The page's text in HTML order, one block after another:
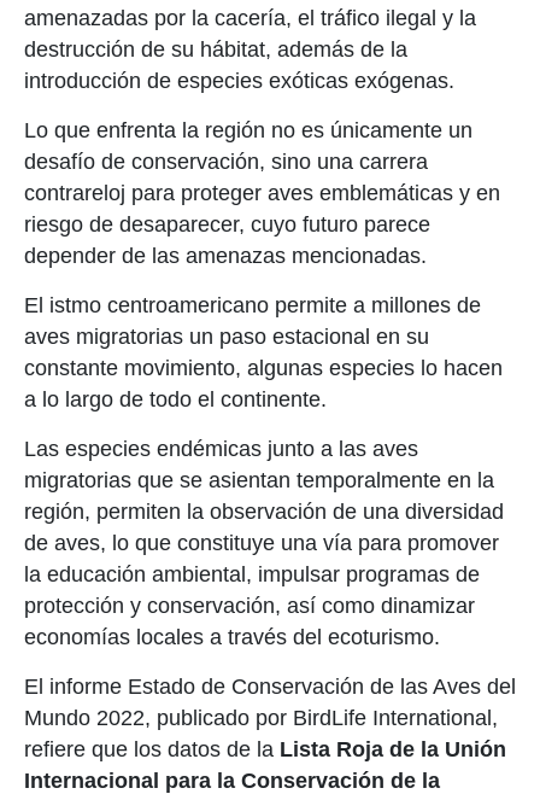
amenazadas por la cacería, el tráfico ilegal y la
destrucción de su hábitat, además de la
introducción de especies exóticas exógenas.
Lo que enfrenta la región no es únicamente un
desafío de conservación, sino una carrera
contrareloj para proteger aves emblemáticas y en
riesgo de desaparecer, cuyo futuro parece
depender de las amenazas mencionadas.
El istmo centroamericano permite a millones de
aves migratorias un paso estacional en su
constante movimiento, algunas especies lo hacen
a lo largo de todo el continente.
Las especies endémicas junto a las aves
migratorias que se asientan temporalmente en la
región, permiten la observación de una diversidad
de aves, lo que constituye una vía para promover
la educación ambiental, impulsar programas de
protección y conservación, así como dinamizar
economías locales a través del ecoturismo.
El informe Estado de Conservación de las Aves del
Mundo 2022, publicado por BirdLife International,
refiere que los datos de la Lista Roja de la Unión
Internacional para la Conservación de la